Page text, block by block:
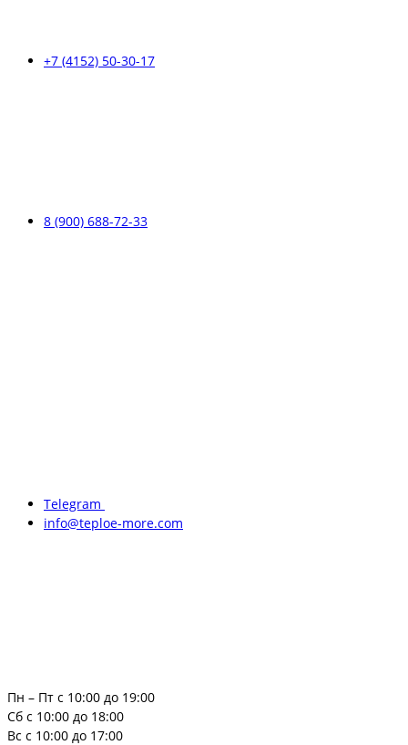
+7 (4152) 50-30-17
8 (900) 688-72-33
Telegram
info@teploe-more.com
Пн – Пт с 10:00 до 19:00
Сб с 10:00 до 18:00
Вс с 10:00 до 17:00